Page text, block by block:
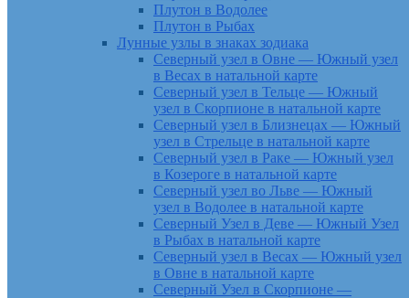
Плутон в Водолее
Плутон в Рыбах
Лунные узлы в знаках зодиака
Северный узел в Овне — Южный узел
в Весах в натальной карте
Северный узел в Тельце — Южный
узел в Скорпионе в натальной карте
Северный узел в Близнецах — Южный
узел в Стрельце в натальной карте
Северный узел в Раке — Южный узел
в Козероге в натальной карте
Северный узел во Льве — Южный
узел в Водолее в натальной карте
Северный Узел в Деве — Южный Узел
в Рыбах в натальной карте
Северный узел в Весах — Южный узел
в Овне в натальной карте
Северный Узел в Скорпионе —